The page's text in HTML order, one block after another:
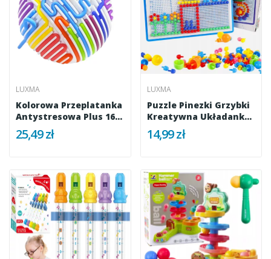
LUXMA
Kolorowa Przeplatanka
Antystresowa Plus 16
Linek
25,49 zł
LUXMA
Puzzle Pinezki Grzybki
Kreatywna Układanka
3+...
14,99 zł